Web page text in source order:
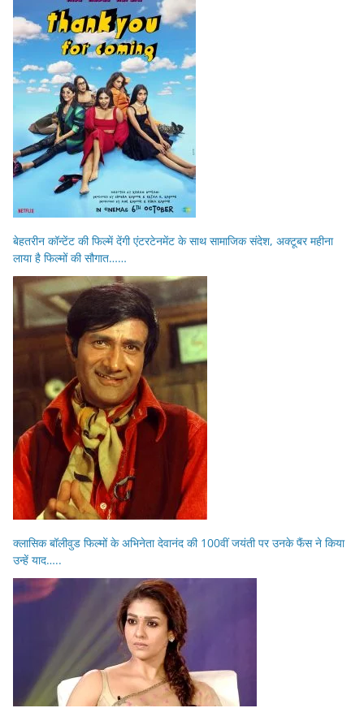
बेहतरीन कॉन्टेंट की फिल्में देंगी एंटरटेनमेंट के साथ सामाजिक संदेश, अक्टूबर महीना
लाया है फिल्मों की सौगात……
क्लासिक बॉलीवुड फिल्मों के अभिनेता देवानंद की 100वीं जयंती पर उनके फैंस ने किया
उन्हें याद…..